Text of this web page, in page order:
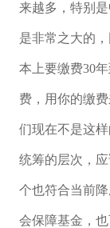
来越多，特别
是非常之大的
本上要缴费30
费，用你的缴
们现在不是这
统筹的层次，
个也符合当前
会保障基金，